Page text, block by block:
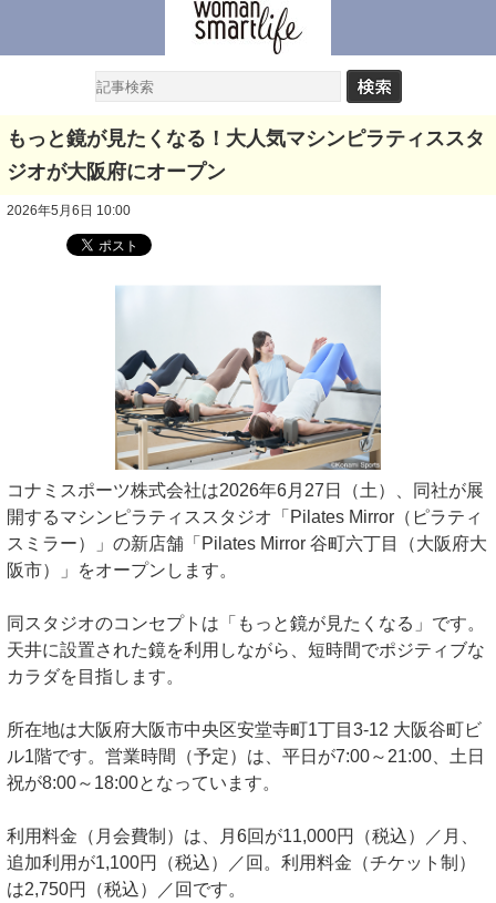
もっと鏡が見たくなる！大人気マシンピラティススタ
ジオが大阪府にオープン
2026年5月6日 10:00
コナミスポーツ株式会社は2026年6月27日（土）、同社が展
開するマシンピラティススタジオ「Pilates Mirror（ピラティ
スミラー）」の新店舗「Pilates Mirror 谷町六丁目（大阪府大
阪市）」をオープンします。
同スタジオのコンセプトは「もっと鏡が見たくなる」です。
天井に設置された鏡を利用しながら、短時間でポジティブな
カラダを目指します。
所在地は大阪府大阪市中央区安堂寺町1丁目3-12 大阪谷町ビ
ル1階です。営業時間（予定）は、平日が7:00～21:00、土日
祝が8:00～18:00となっています。
利用料金（月会費制）は、月6回が11,000円（税込）／月、
追加利用が1,100円（税込）／回。利用料金（チケット制）
は2,750円（税込）／回です。